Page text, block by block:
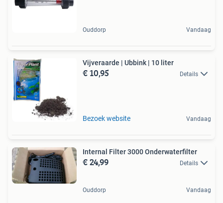
Ouddorp Vandaag
Vijveraarde | Ubbink | 10 liter
€ 10,95 Details
Bezoek website Vandaag
Internal Filter 3000 Onderwaterfilter
€ 24,99 Details
Ouddorp Vandaag